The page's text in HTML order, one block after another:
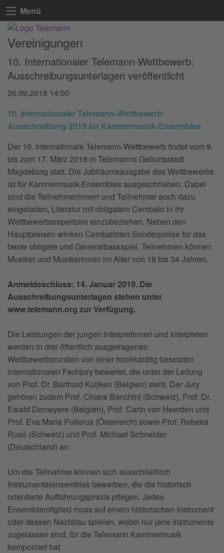
Menü
Vereinigungen
10. Internationaler Telemann-Wettbewerb:
Ausschreibungsunterlagen veröffentlicht
26.09.2018 14:00
10. Internationaler Telemann-Wettbewerb:
Ausschreibung 2019 für Kammermusik-Ensembles
Der 10. Internationale Telemann-Wettbewerb findet vom 9.
bis zum 17. März 2019 in Telemanns Geburtsstadt
Magdeburg statt. Die Jubiläumsausgabe des Wettbewerbs
ist für Kammermusik-Ensembles ausgeschrieben. Dabei
sind die Teilnehmerinnern und Teilnehmer auch dazu
eingeladen, Literatur mit obligatem Cembalo in ihr
Wettbewerbsrepertoire einzubeziehen. Neben den
Hauptpreisen winken Cembalisten Sonderpreise für das
beste obligate und Generalbassspiel. Teilnehmen können
Musiker und Musikerinnen im Alter von 18 bis 34 Jahren.
Anmeldeschluss: 14. Januar 2019. Die
Ausschreibungsunterlagen stehen unter
www.telemann.org zur Verfügung.
Die Leistungen der jungen Interpretinnen und Interpreten
werden in drei öffentlich ausgetragenen
Wettbewerbsrunden von einer hochkarätig besetzten
internationalen Fachjury bewertet, die unter der Leitung
von Prof. Dr. Barthold Kuijken (Belgien) steht. Der Jury
gehören zudem Prof. Chiara Banchini (Schweiz), Prof. Dr.
Ewald Demeyere (Belgien), Prof. Carin van Heerden und
Prof. Eva Maria Pollerus (Österreich) sowie Prof. Rebeka
Rusó (Schweiz) und Prof. Michael Schneider
(Deutschland) an.
Um die Teilnahme können sich ausschließlich
Instrumentalensembles bewerben, die die historisch
orientierte Aufführungspraxis pflegen. Jedes
Ensemblemitglied muss auf einem historischen Instrument
oder dessen Nachbau spielen, wobei nur jene Instrumente
zugelassen sind, für die Telemann Kammermusik
komponiert hat.